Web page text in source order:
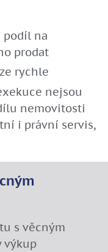
podíl na
prodat
rychle
nejsou
nemovitosti
i právní servis,
s věcným
výkup